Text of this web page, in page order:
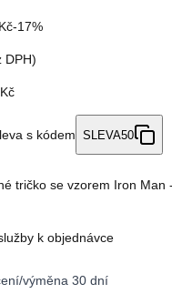
-17%
DPH)
s kódem SLEVA50
tričko se vzorem Iron Man
k objednávce
výměna 30 dní